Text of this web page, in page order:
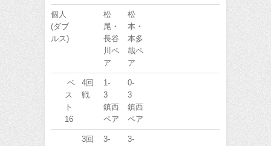
個人
(ダブ
ルス)
松
尾・
長谷
川ペ
ア
松
本・
本多
哉ペ
ア
ベ
ス
ト
16
4回
戦
1-
3
鎮西
ペア
0-
3
鎮西
ペア
3回
3-
3-